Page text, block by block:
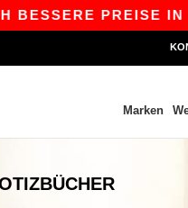
PREISE IN
Marken